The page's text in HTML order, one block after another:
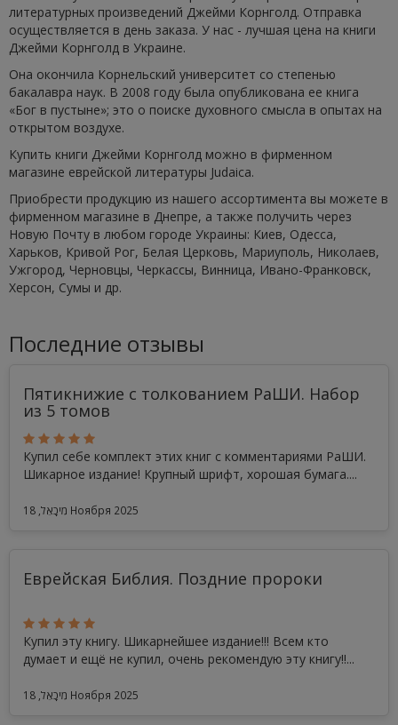
литературных произведений Джейми Корнголд. Отправка
осуществляется в день заказа. У нас - лучшая цена на книги
Джейми Корнголд в Украине.
Она окончила Корнельский университет со степенью
бакалавра наук. В 2008 году была опубликована ее книга
«Бог в пустыне»; это о поиске духовного смысла в опытах на
открытом воздухе.
Купить книги Джейми Корнголд можно в фирменном
магазине еврейской литературы Judaica.
Приобрести продукцию из нашего ассортимента вы можете в
фирменном магазине в Днепре, а также получить через
Новую Почту в любом городе Украины: Киев, Одесса,
Харьков, Кривой Рог, Белая Церковь, Мариуполь, Николаев,
Ужгород, Черновцы, Черкассы, Винница, Ивано-Франковск,
Херсон, Сумы и др.
Последние отзывы
Пятикнижие с толкованием РаШИ. Набор
из 5 томов
Купил себе комплект этих книг с комментариями РаШИ.
Шикарное издание! Крупный шрифт, хорошая бумага....
מִיכָאֵל, 18 Ноября 2025
Еврейская Библия. Поздние пророки
Купил эту книгу. Шикарнейшее издание!!! Всем кто
думает и ещё не купил, очень рекомендую эту книгу!!...
מִיכָאֵל, 18 Ноября 2025